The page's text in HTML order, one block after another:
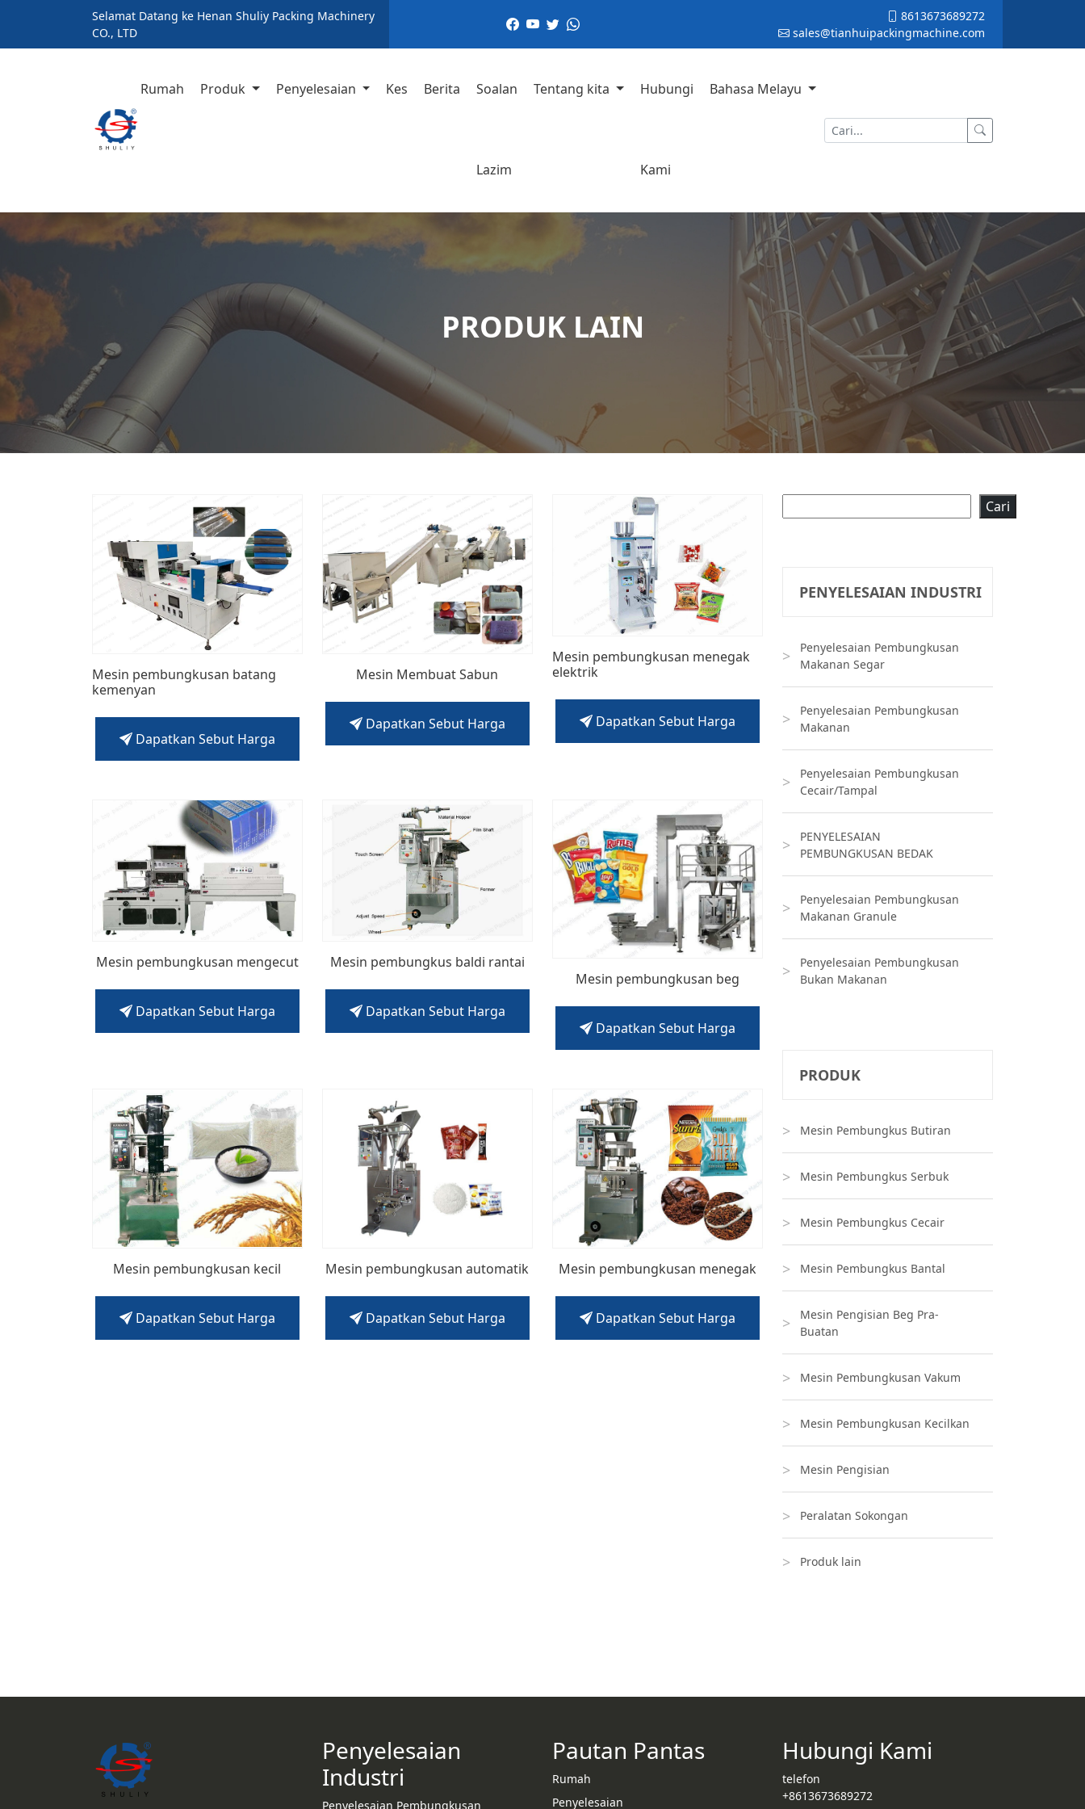
Selamat Datang ke Henan Shuliy Packing Machinery
CO., LTD
8613673689272
sales@tianhuipackingmachine.com
Rumah Produk Penyelesaian Kes Berita Soalan
Lazim
Tentang kita Hubungi
Kami
Bahasa Melayu
PRODUK LAIN
Mesin pembungkusan batang
kemenyan
Dapatkan Sebut Harga
Mesin Membuat Sabun
Dapatkan Sebut Harga
Mesin pembungkusan menegak
elektrik
Dapatkan Sebut Harga
Mesin pembungkusan mengecut
Dapatkan Sebut Harga
Mesin pembungkus baldi rantai
Dapatkan Sebut Harga
Mesin pembungkusan beg
Dapatkan Sebut Harga
Mesin pembungkusan kecil
Dapatkan Sebut Harga
Mesin pembungkusan automatik
Dapatkan Sebut Harga
Mesin pembungkusan menegak
Dapatkan Sebut Harga
Cari
PENYELESAIAN INDUSTRI
Penyelesaian Pembungkusan
Makanan Segar
Penyelesaian Pembungkusan
Makanan
Penyelesaian Pembungkusan
Cecair/Tampal
PENYELESAIAN
PEMBUNGKUSAN BEDAK
Penyelesaian Pembungkusan
Makanan Granule
Penyelesaian Pembungkusan
Bukan Makanan
PRODUK
Mesin Pembungkus Butiran
Mesin Pembungkus Serbuk
Mesin Pembungkus Cecair
Mesin Pembungkus Bantal
Mesin Pengisian Beg Pra-
Buatan
Mesin Pembungkusan Vakum
Mesin Pembungkusan Kecilkan
Mesin Pengisian
Peralatan Sokongan
Produk lain
Penyelesaian
Industri
Penyelesaian Pembungkusan
Pautan Pantas
Rumah
Penyelesaian
Hubungi Kami
telefon
+8613673689272